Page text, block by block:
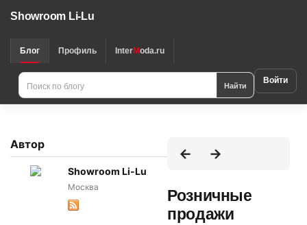
Showroom Li-Lu
Блог Профиль InterModa.ru
Найти Войти
Автор
Showroom Li-Lu
Москва
Розничные
продажи